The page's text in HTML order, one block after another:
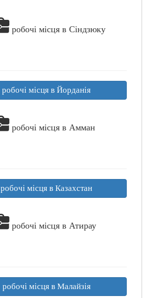
робочі місця в Сіндзюку
робочі місця в Йорданія
робочі місця в Амман
робочі місця в Казахстан
робочі місця в Атирау
робочі місця в Малайзія